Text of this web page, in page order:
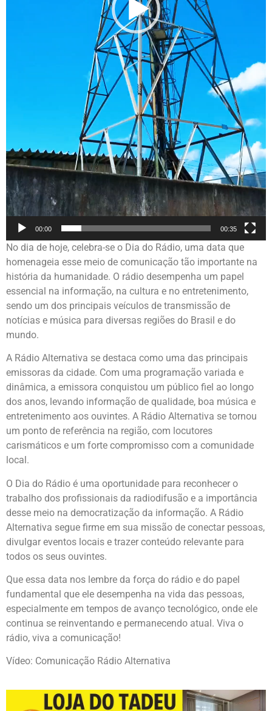
00:00 00:35
No dia de hoje, celebra-se o Dia do Rádio, uma data que
homenageia esse meio de comunicação tão importante na
história da humanidade. O rádio desempenha um papel
essencial na informação, na cultura e no entretenimento,
sendo um dos principais veículos de transmissão de
notícias e música para diversas regiões do Brasil e do
mundo.
A Rádio Alternativa se destaca como uma das principais
emissoras da cidade. Com uma programação variada e
dinâmica, a emissora conquistou um público fiel ao longo
dos anos, levando informação de qualidade, boa música e
entretenimento aos ouvintes. A Rádio Alternativa se tornou
um ponto de referência na região, com locutores
carismáticos e um forte compromisso com a comunidade
local.
O Dia do Rádio é uma oportunidade para reconhecer o
trabalho dos profissionais da radiodifusão e a importância
desse meio na democratização da informação. A Rádio
Alternativa segue firme em sua missão de conectar pessoas,
divulgar eventos locais e trazer conteúdo relevante para
todos os seus ouvintes.
Que essa data nos lembre da força do rádio e do papel
fundamental que ele desempenha na vida das pessoas,
especialmente em tempos de avanço tecnológico, onde ele
continua se reinventando e permanecendo atual. Viva o
rádio, viva a comunicação!
Vídeo: Comunicação Rádio Alternativa